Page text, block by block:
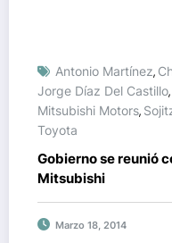
Antonio Martínez,
Jorge Díaz Del Castillo,
Mitsubishi Motors,
Toyota
Gobierno se reunió
Mitsubishi
Marzo 18, 2014